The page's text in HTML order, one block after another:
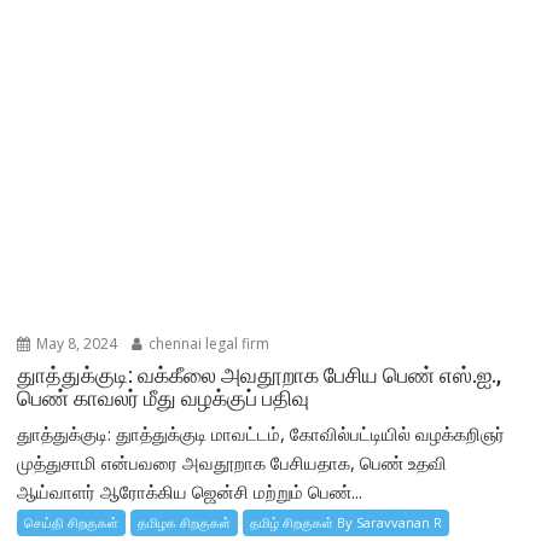
May 8, 2024 chennai legal firm
துாத்துக்குடி: வக்கீலை அவதூறாக பேசிய பெண் எஸ்.ஐ.,
பெண் காவலர் மீது வழக்குப் பதிவு
துாத்துக்குடி: துாத்துக்குடி மாவட்டம், கோவில்பட்டியில் வழக்கறிஞர்
முத்துசாமி என்பவரை அவதூறாக பேசியதாக, பெண் உதவி
ஆய்வாளர் ஆரோக்கிய ஜென்சி மற்றும் பெண்...
செய்தி சிறகுகள் தமிழக சிறகுகள்
தமிழ் சிறகுகள் By Saravvanan R